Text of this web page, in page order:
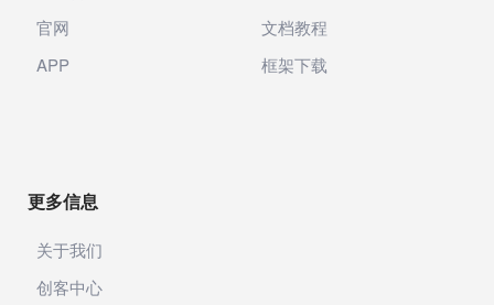
官网
APP
文档教程
框架下载
更多信息
关于我们
创客中心